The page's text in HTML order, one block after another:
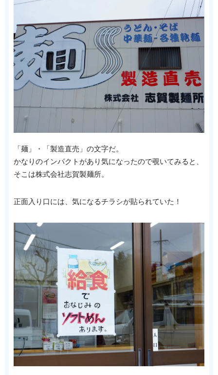
「麺」・「製造直売」の文字だ。
かなりのインパクトがあり気になったので覗いてみると、
そこは株式会社志賀製麺所。
正面入り口には、気になるチラシが貼られていた！